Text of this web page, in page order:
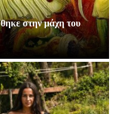
στην μάχη του